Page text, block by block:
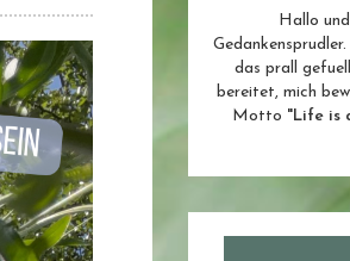
Hallo
das prall
bereitet, mich
Motto "Life is